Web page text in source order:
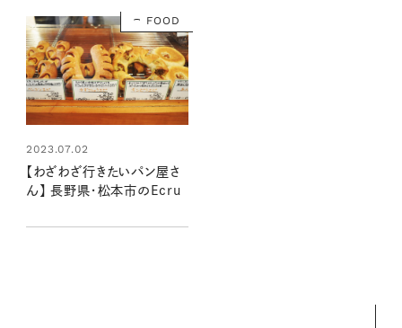
FOOD
2023.07.02
【わざわざ行きたいパン屋さ
ん】 長野県・松本市のEcru